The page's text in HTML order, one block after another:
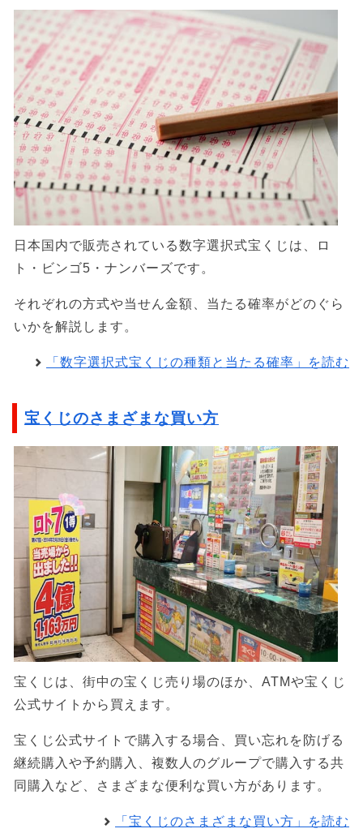
日本国内で販売されている数字選択式宝くじは、ロ
ト・ビンゴ5・ナンバーズです。
それぞれの方式や当せん金額、当たる確率がどのぐら
いかを解説します。
「数字選択式宝くじの種類と当たる確率」を読む
宝くじのさまざまな買い方
宝くじは、街中の宝くじ売り場のほか、ATMや宝くじ
公式サイトから買えます。
宝くじ公式サイトで購入する場合、買い忘れを防げる
継続購入や予約購入、複数人のグループで購入する共
同購入など、さまざまな便利な買い方があります。
「宝くじのさまざまな買い方」を読む